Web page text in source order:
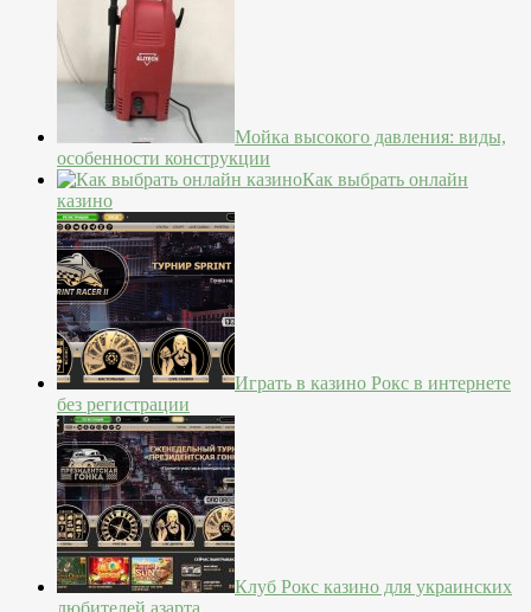
Мойка высокого давления: виды,
особенности конструкции
Как выбрать онлайн
казино
Играть в казино Рокс в интернете
без регистрации
Клуб Рокс казино для украинских
любителей азарта